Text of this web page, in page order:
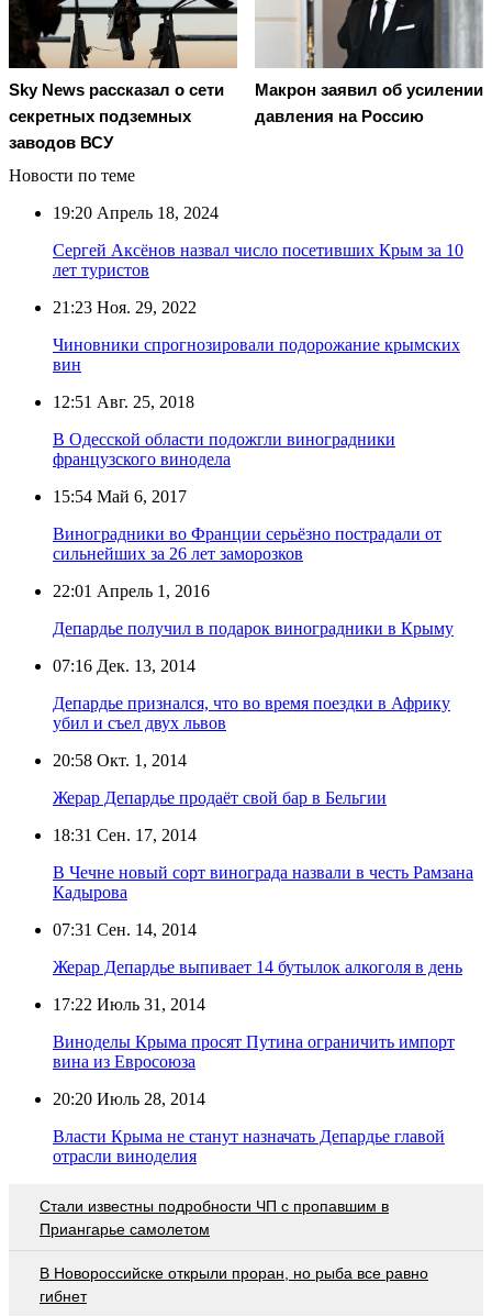
Sky News рассказал о сети
секретных подземных
заводов ВСУ
Макрон заявил об усилении
давления на Россию
Новости по теме
19:20 Апрель 18, 2024
Сергей Аксёнов назвал число посетивших Крым за 10
лет туристов
21:23 Ноя. 29, 2022
Чиновники спрогнозировали подорожание крымских
вин
12:51 Авг. 25, 2018
В Одесской области подожгли виноградники
французского винодела
15:54 Май 6, 2017
Виноградники во Франции серьёзно пострадали от
сильнейших за 26 лет заморозков
22:01 Апрель 1, 2016
Депардье получил в подарок виноградники в Крыму
07:16 Дек. 13, 2014
Депардье признался, что во время поездки в Африку
убил и съел двух львов
20:58 Окт. 1, 2014
Жерар Депардье продаёт свой бар в Бельгии
18:31 Сен. 17, 2014
В Чечне новый сорт винограда назвали в честь Рамзана
Кадырова
07:31 Сен. 14, 2014
Жерар Депардье выпивает 14 бутылок алкоголя в день
17:22 Июль 31, 2014
Виноделы Крыма просят Путина ограничить импорт
вина из Евросоюза
20:20 Июль 28, 2014
Власти Крыма не станут назначать Депардье главой
отрасли виноделия
Стали известны подробности ЧП с пропавшим в
Приангарье самолетом
В Новороссийске открыли проран, но рыба все равно
гибнет